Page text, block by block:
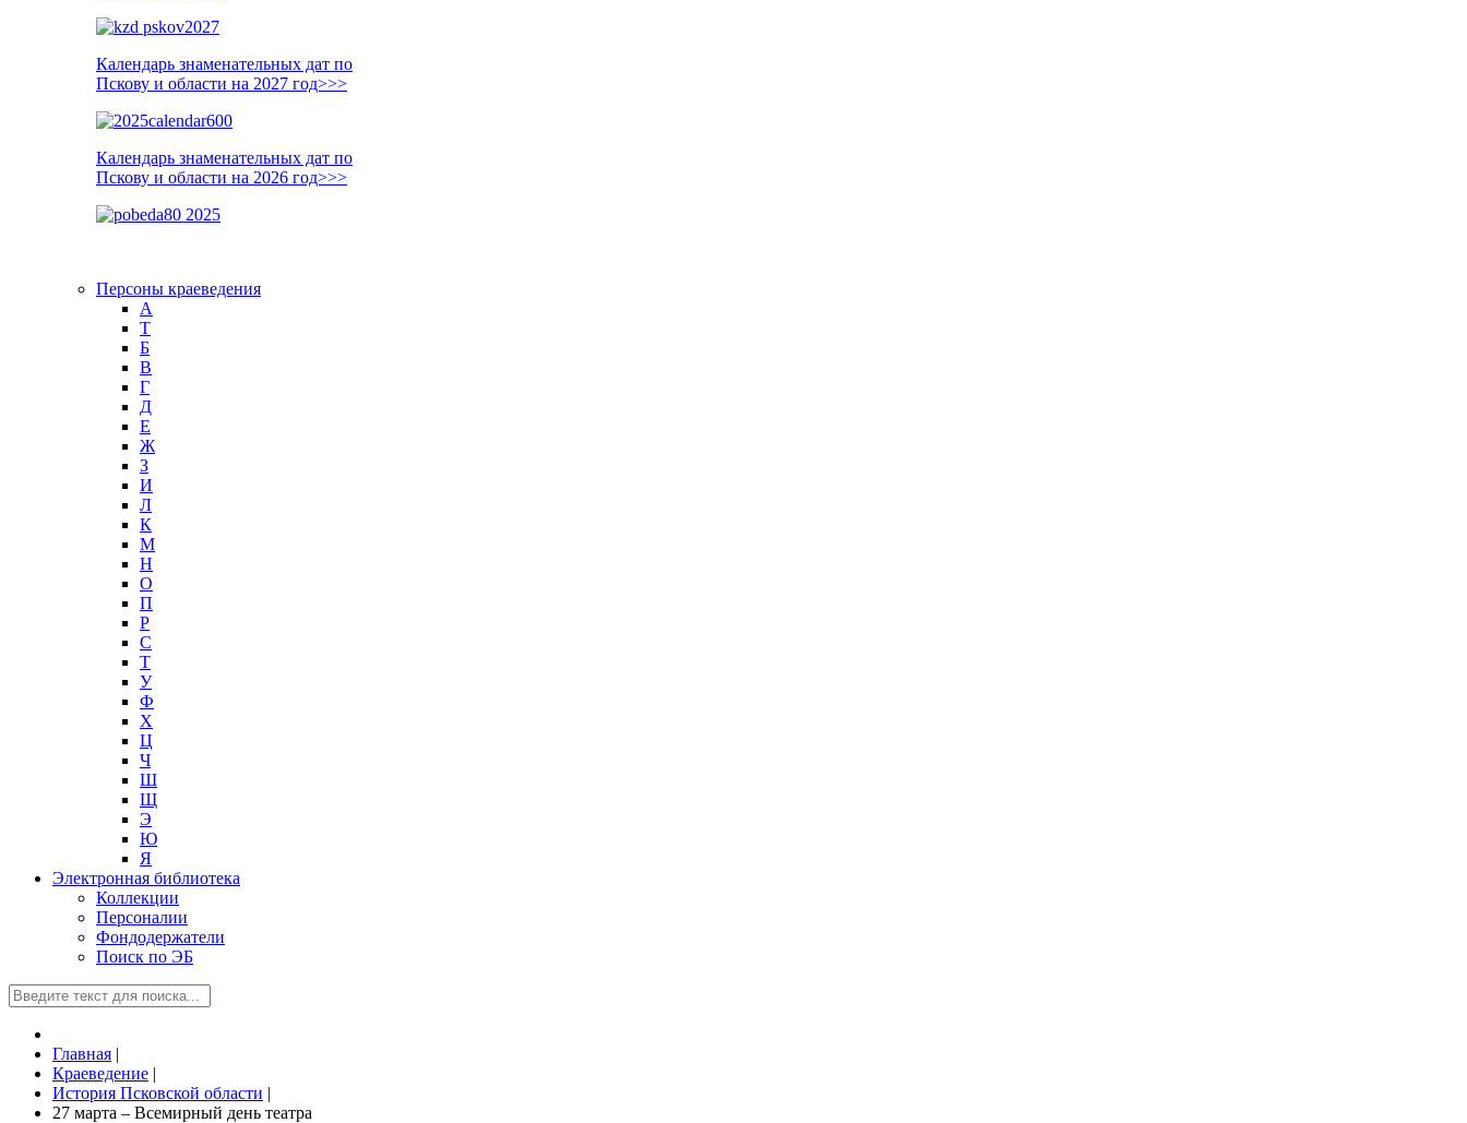
Календарь знаменательных дат по
Пскову и области на 2027 год>>>
Календарь знаменательных дат по
Пскову и области на 2026 год>>>
Персоны краеведения
А
T
Б
В
Г
Д
Е
Ж
З
И
Л
К
М
Н
О
П
Р
С
Т
У
Ф
Х
Ц
Ч
Ш
Щ
Э
Ю
Я
Электронная библиотека
Коллекции
Персоналии
Фондодержатели
Поиск по ЭБ
Главная |
Краеведение |
История Псковской области |
27 марта – Всемирный день театра